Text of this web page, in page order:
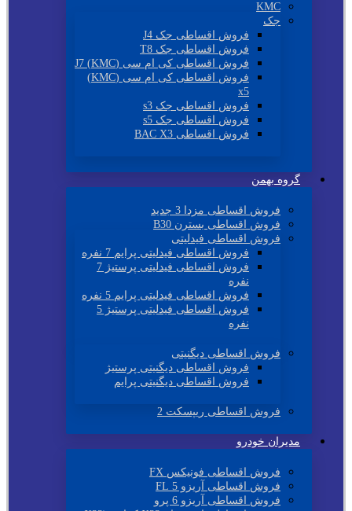
KMC
جک
فروش اقساطی جک J4
فروش اقساطی جک T8
فروش اقساطی کی ام سی (KMC) J7
فروش اقساطی کی ام سی (KMC)
x5
فروش اقساطی جک s3
فروش اقساطی جک s5
فروش اقساطی BAC X3
گروه بهمن
فروش اقساطی مزدا 3 جدید
فروش اقساطی بسترن B30
فروش اقساطی فیدلیتی
فروش اقساطی فیدلیتی پرایم 7 نفره
فروش اقساطی فیدلیتی پرستیژ 7
نفره
فروش اقساطی فیدلیتی پرایم 5 نفره
فروش اقساطی فیدلیتی پرستیژ 5
نفره
فروش اقساطی دیگنیتی
فروش اقساطی دیگنیتی پرستیژ
فروش اقساطی دیگنیتی پرایم
فروش اقساطی ریپسکت 2
مدیران خودرو
فروش اقساطی فونیکس FX
فروش اقساطی آریزو 5 FL
فروش اقساطی آریزو 6 پرو